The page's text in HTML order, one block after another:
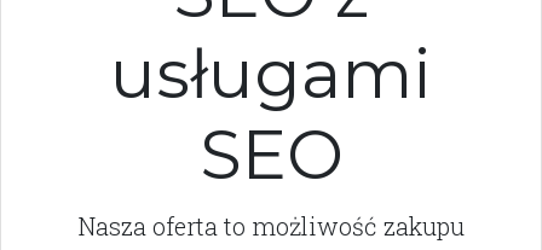
usługami
SEO
Nasza oferta to możliwość zakupu